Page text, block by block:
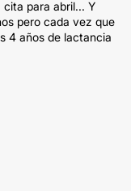
para abril... Y
pero cada vez que
4 años de lactancia